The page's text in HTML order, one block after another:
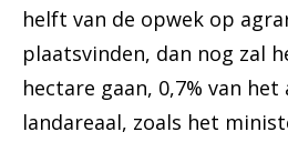
helft van de opwek op
plaatsvinden, dan nog zal
hectare gaan, 0,7% van het
landareaal, zoals het